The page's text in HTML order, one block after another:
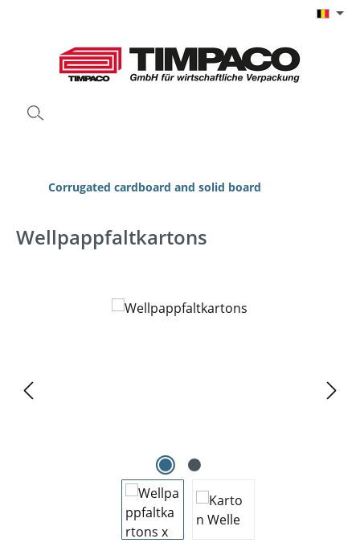
Corrugated cardboard and solid board
Wellpappfaltkartons
Afbeeldingengalerij overslaan